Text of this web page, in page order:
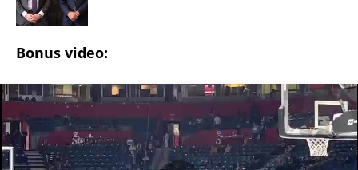
Bonus video: